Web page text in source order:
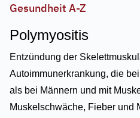
Gesundheit A-Z
Polymyositis
Entzündung der
Autoimmunerkrankung, die
als bei Männern und mit
Muskelschwäche, Fieber und